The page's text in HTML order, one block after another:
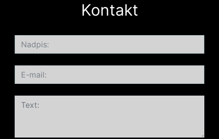
Kontakt